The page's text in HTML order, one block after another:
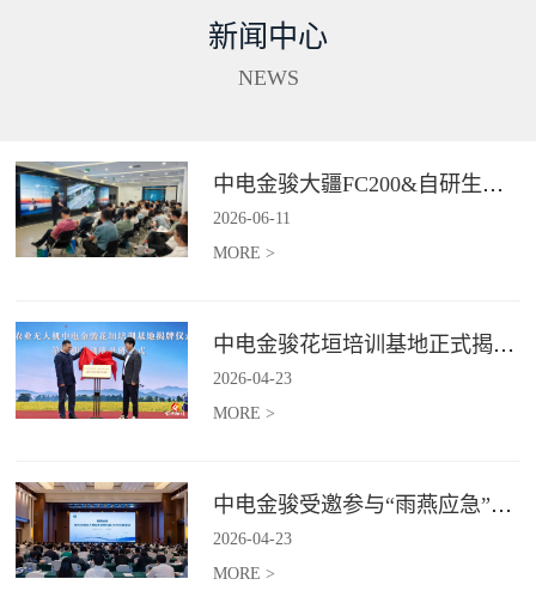
配出色的全地形通过能力,一举破
长、补能不便、作业范围受限、
站等场景提供高效巡检等服务。*
具体价格面议
集、处理、分析及成果传输一体
5G+卫星双链路通讯功能，在全
与智能判。*具体价格面议
新闻中心
NEWS
中电金骏大疆FC200&自研生态新品体验会圆满举办
2026-06-11
MORE >
中电金骏花垣培训基地正式揭牌 首期农业无人机培训班同步启动
2026-04-23
MORE >
中电金骏受邀参与“雨燕应急”2026年度会议 协同打造空中应急力量
2026-04-23
MORE >